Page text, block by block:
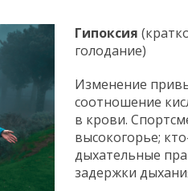
Гипоксия
голодание)
Изменение
соотношение
в крови.
высокогорье;
дыхательные
задержки